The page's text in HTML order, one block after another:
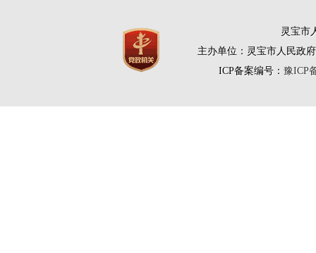
灵宝市
主办单位：灵宝市人民政
ICP备案编号： 豫ICP